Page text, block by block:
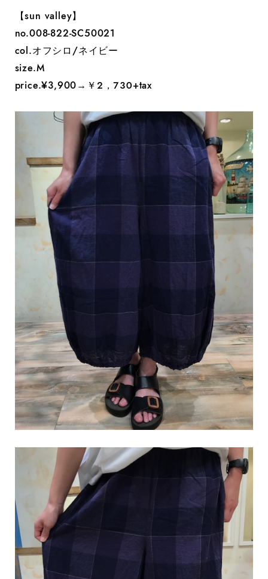
【sun valley】
no.008-822-SC50021
col.オフシロ/ネイビー
size.M
price.¥3,900→￥２，７３０+tax